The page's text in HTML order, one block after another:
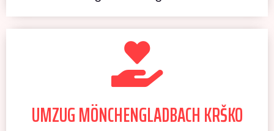
UMZUG MÖNCHENGLADBACH KRŠKO